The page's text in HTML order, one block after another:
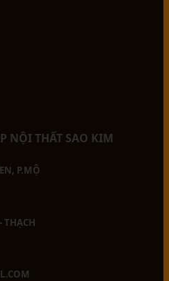
NỘI THẤT SAO KIM
P.MỘ
THẠCH